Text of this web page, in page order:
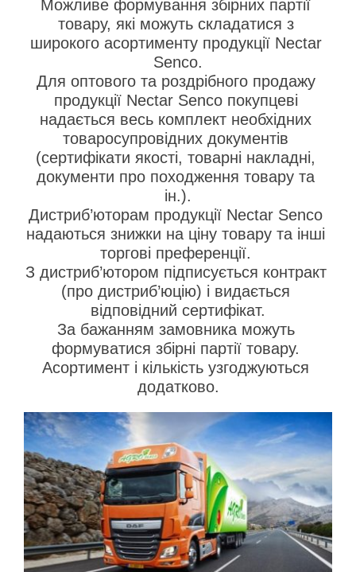
Можливе формування збірних партії
товару, які можуть складатися з
широкого асортименту продукції Nectar
Senco.
Для оптового та роздрібного продажу
продукції Nectar Senco покупцеві
надається весь комплект необхідних
товаросупровідних документів
(сертифікати якості, товарні накладні,
документи про походження товару та
ін.).
Дистриб’юторам продукції Nectar Senco
надаються знижки на ціну товару та інші
торгові преференції.
З дистриб’ютором підписується контракт
(про дистриб’юцію) і видається
відповідний сертифікат.
За бажанням замовника можуть
формуватися збірні партії товару.
Асортимент і кількість узгоджуються
додатково.